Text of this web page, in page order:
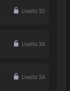
Livello 33
Livello 34
Livello 34